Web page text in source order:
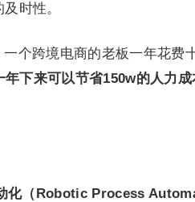
时性。
个跨境电商的老板一年花费
年下来可以节省150w的人力成
化（Robotic Process Aut